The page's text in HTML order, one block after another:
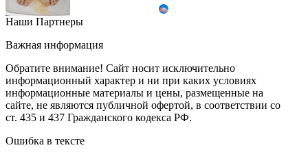
Этот танец невесты
Пересмотрела 10 раз
i
Ролик длится пару
секунд, но вы будете в
шоке от увиденного
Наши Партнеры
Важная информация
Обратите внимание! Сайт носит исключительно
информационный характер и ни при каких условиях
информационные материалы и цены, размещенные на
сайте, не являются публичной офертой, в соответствии со
ст. 435 и 437 Гражданского кодекса РФ.
Ошибка в тексте